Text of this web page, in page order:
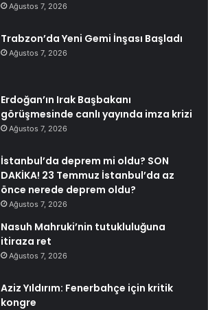
Ağustos 7, 2026
Trabzon’da Yeni Gemi İnşası Başladı
Ağustos 7, 2026
Erdoğan’ın Irak Başbakanı
görüşmesinde canlı yayında imza krizi
Ağustos 7, 2026
İstanbul’da deprem mi oldu? SON
DAKİKA! 23 Temmuz İstanbul’da az
önce nerede deprem oldu?
Ağustos 7, 2026
Nasuh Mahruki’nin tutukluluğuna
itiraza ret
Ağustos 7, 2026
Aziz Yıldırım: Fenerbahçe için kritik
kongre